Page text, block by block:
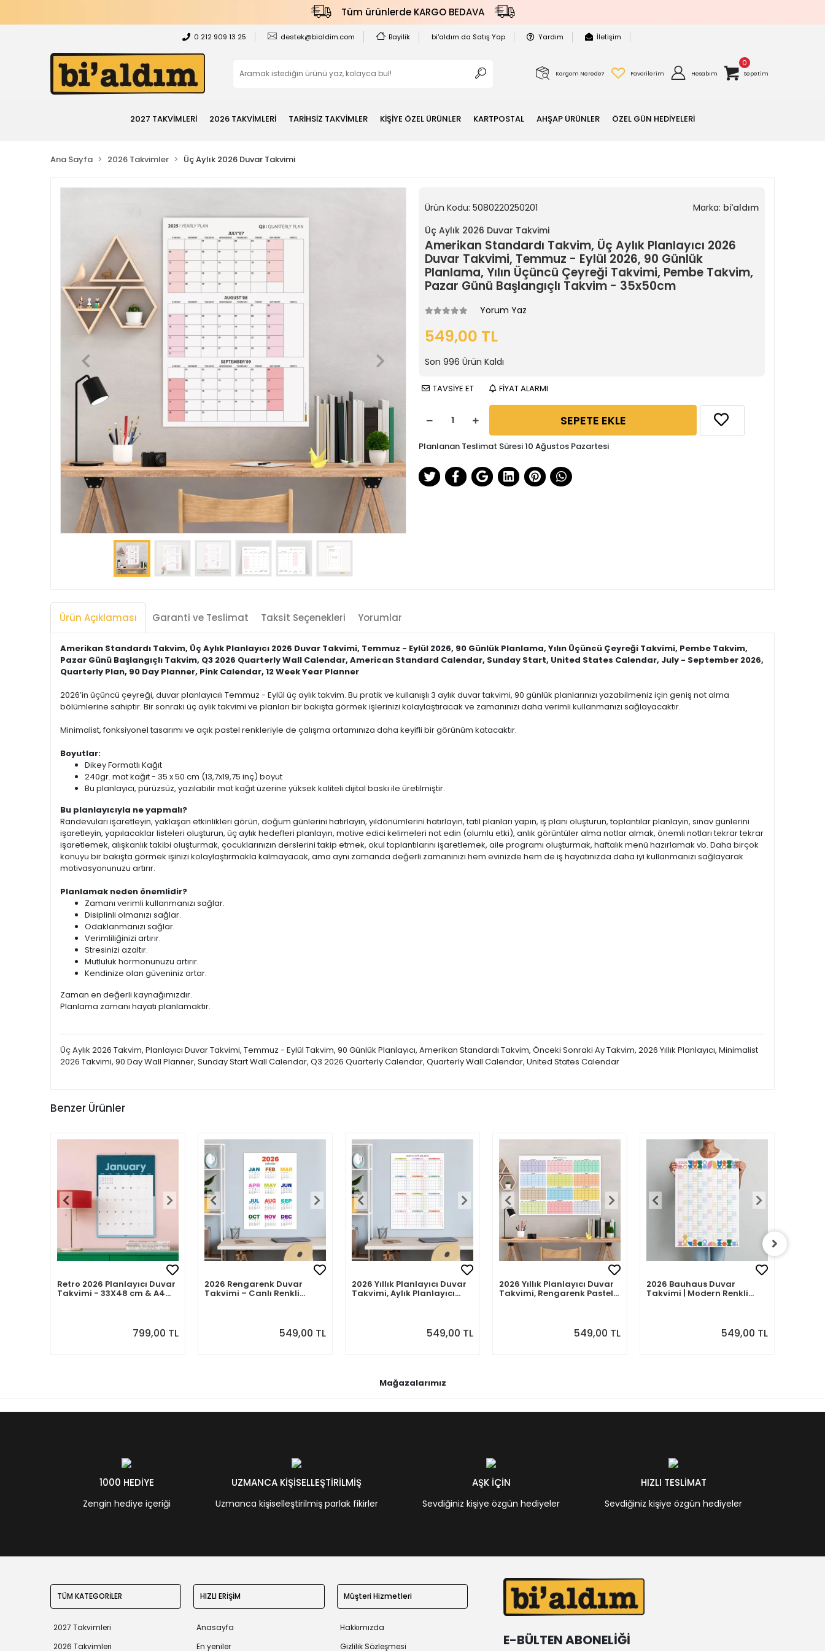
Tüm ürünlerde KARGO BEDAVA
0 212 909 13 25 destek@bialdim.com Bayilik bi'aldım da Satış Yap Yardım İletişim
Kargom Nerede? Favorilerim Hesabım
0
Sepetim
2027 TAKVİMLERİ 2026 TAKVİMLERİ TARİHSİZ TAKVİMLER KİŞİYE ÖZEL ÜRÜNLER KARTPOSTAL AHŞAP ÜRÜNLER ÖZEL GÜN HEDİYELERİ
Ana Sayfa 2026 Takvimler Üç Aylık 2026 Duvar Takvimi
Ürün Kodu: 5080220250201 Marka: bi'aldım
Üç Aylık 2026 Duvar Takvimi
Amerikan Standardı Takvim, Üç Aylık Planlayıcı 2026
Duvar Takvimi, Temmuz - Eylül 2026, 90 Günlük
Planlama, Yılın Üçüncü Çeyreği Takvimi, Pembe Takvim,
Pazar Günü Başlangıçlı Takvim - 35x50cm
Yorum Yaz
549,00 TL
Son 996 Ürün Kaldı
TAVSİYE ET FİYAT ALARMI
SEPETE EKLE
Planlanan Teslimat Süresi 10 Ağustos Pazartesi
Ürün Açıklaması Garanti ve Teslimat Taksit Seçenekleri Yorumlar
Amerikan Standardı Takvim, Üç Aylık Planlayıcı 2026 Duvar Takvimi, Temmuz - Eylül 2026, 90 Günlük Planlama, Yılın Üçüncü Çeyreği Takvimi, Pembe Takvim,
Pazar Günü Başlangıçlı Takvim, Q3 2026 Quarterly Wall Calendar, American Standard Calendar, Sunday Start, United States Calendar, July - September 2026,
Quarterly Plan, 90 Day Planner, Pink Calendar, 12 Week Year Planner
2026’in üçüncü çeyreği, duvar planlayıcılı Temmuz - Eylül üç aylık takvim. Bu pratik ve kullanışlı 3 aylık duvar takvimi, 90 günlük planlarınızı yazabilmeniz için geniş not alma
bölümlerine sahiptir. Bir sonraki üç aylık takvimi ve planları bir bakışta görmek işlerinizi kolaylaştıracak ve zamanınızı daha verimli kullanmanızı sağlayacaktır.
Minimalist, fonksiyonel tasarımı ve açık pastel renkleriyle de çalışma ortamınıza daha keyifli bir görünüm katacaktır.
Boyutlar:
Dikey Formatlı Kağıt
240gr. mat kağıt - 35 x 50 cm (13,7x19,75 inç) boyut
Bu planlayıcı, pürüzsüz, yazılabilir mat kağıt üzerine yüksek kaliteli dijital baskı ile üretilmiştir.
Bu planlayıcıyla ne yapmalı?
Randevuları işaretleyin, yaklaşan etkinlikleri görün, doğum günlerini hatırlayın, yıldönümlerini hatırlayın, tatil planları yapın, iş planı oluşturun, toplantılar planlayın, sınav günlerini
işaretleyin, yapılacaklar listeleri oluşturun, üç aylık hedefleri planlayın, motive edici kelimeleri not edin (olumlu etki), anlık görüntüler alma notlar almak, önemli notları tekrar tekrar
işaretlemek, alışkanlık takibi oluşturmak, çocuklarınızın derslerini takip etmek, okul toplantılarını işaretlemek, aile programı oluşturmak, haftalık menü hazırlamak vb. Daha birçok
konuyu bir bakışta görmek işinizi kolaylaştırmakla kalmayacak, ama aynı zamanda değerli zamanınızı hem evinizde hem de iş hayatınızda daha iyi kullanmanızı sağlayarak
motivasyonunuzu artırır.
Planlamak neden önemlidir?
Zamanı verimli kullanmanızı sağlar.
Disiplinli olmanızı sağlar.
Odaklanmanızı sağlar.
Verimliliğinizi artırır.
Stresinizi azaltır.
Mutluluk hormonunuzu artırır.
Kendinize olan güveniniz artar.
Zaman en değerli kaynağımızdır.
Planlama zamanı hayatı planlamaktır.
Üç Aylık 2026 Takvim, Planlayıcı Duvar Takvimi, Temmuz - Eylül Takvim, 90 Günlük Planlayıcı, Amerikan Standardı Takvim, Önceki Sonraki Ay Takvim, 2026 Yıllık Planlayıcı, Minimalist
2026 Takvimi, 90 Day Wall Planner, Sunday Start Wall Calendar, Q3 2026 Quarterly Calendar, Quarterly Wall Calendar, United States Calendar
Benzer Ürünler
Retro 2026 Planlayıcı Duvar
Takvimi - 33X48 cm & A4
799,00 TL
2026 Rengarenk Duvar
Takvimi – Canlı Renkli
549,00 TL
2026 Yıllık Planlayıcı Duvar
Takvimi, Aylık Planlayıcı
549,00 TL
2026 Yıllık Planlayıcı Duvar
Takvimi, Rengarenk Pastel
549,00 TL
2026 Bauhaus Duvar
Takvimi | Modern Renkli
549,00 TL
Mağazalarımız
1000 HEDİYE
Zengin hediye içeriği
UZMANCA KİŞİSELLEŞTİRİLMİŞ
Uzmanca kişiselleştirilmiş parlak fikirler
AŞK İÇİN
Sevdiğiniz kişiye özgün hediyeler
HIZLI TESLİMAT
Sevdiğiniz kişiye özgün hediyeler
TÜM KATEGORİLER
2027 Takvimleri
2026 Takvimleri
HIZLI ERİŞİM
Anasayfa
En yeniler
Müşteri Hizmetleri
Hakkımızda
Gizlilik Sözleşmesi
E-BÜLTEN ABONELİĞİ